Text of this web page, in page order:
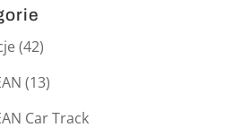
(42)
(13)
Car Track